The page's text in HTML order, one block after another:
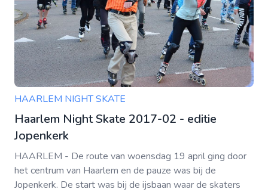
HAARLEM NIGHT SKATE
Haarlem Night Skate 2017-02 - editie
Jopenkerk
HAARLEM - De route van woensdag 19 april ging door
het centrum van Haarlem en de pauze was bij de
Jopenkerk. De start was bij de ijsbaan waar de skaters